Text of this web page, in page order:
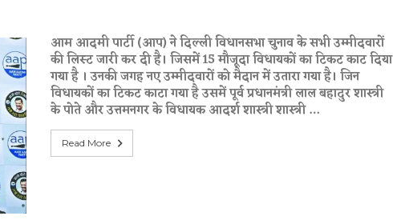
आम आदमी पार्टी (आप) ने दिल्ली विधानसभा चुनाव के सभी उम्मीदवारों
की लिस्ट जारी कर दी है। जिसमें 15 मौजूदा विधायकों का टिकट काट दिया
गया है । उनकी जगह नए उम्मीदवारों को मैदान में उतारा गया है। जिन
विधायकों का टिकट काटा गया है उसमें पूर्व प्रधानमंत्री लाल बहादुर शास्त्री
के पोते और उत्तमनगर के विधायक आदर्श शास्त्री शास्त्री …
Read More